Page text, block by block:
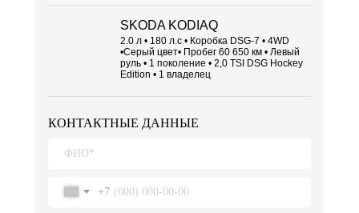
SKODA KODIAQ
2.0 л • 180 л.с • Коробка DSG-7 • 4WD
•Серый цвет• Пробег 60 650 км • Левый
руль • 1 поколение • 2,0 TSI DSG Hockey
Edition • 1 владелец
КОНТАКТНЫЕ ДАННЫЕ
+7